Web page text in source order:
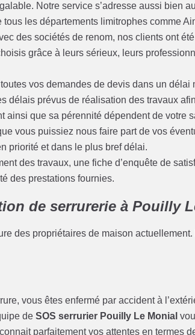
Notre service s’adresse aussi bien
les départements limitrophes comme
des sociétés de renom, nos clients ont
grâce à leurs sérieux, leurs
vos demandes de devis dans un
délais prévus de réalisation des travaux
ainsi que sa pérennité dépendent de votre
vous puissiez nous faire part de vos
priorité et dans le plus bref délai.
des travaux, une fiche d’enquête de
des prestations fournies.
de serrurerie à Pouilly
des propriétaires de maison
vous êtes enfermé par accident à
deSOS serrurier Pouilly Le Monial
parfaitement vos attentes en termes